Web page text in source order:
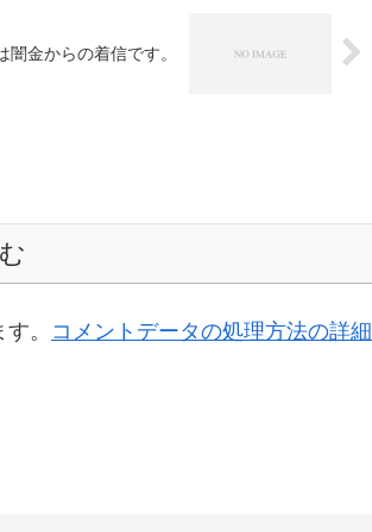
金からの着信です。
。
コメントデータの処理方法の詳細